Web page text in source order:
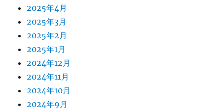
2025年4月
2025年3月
2025年2月
2025年1月
2024年12月
2024年11月
2024年10月
2024年9月